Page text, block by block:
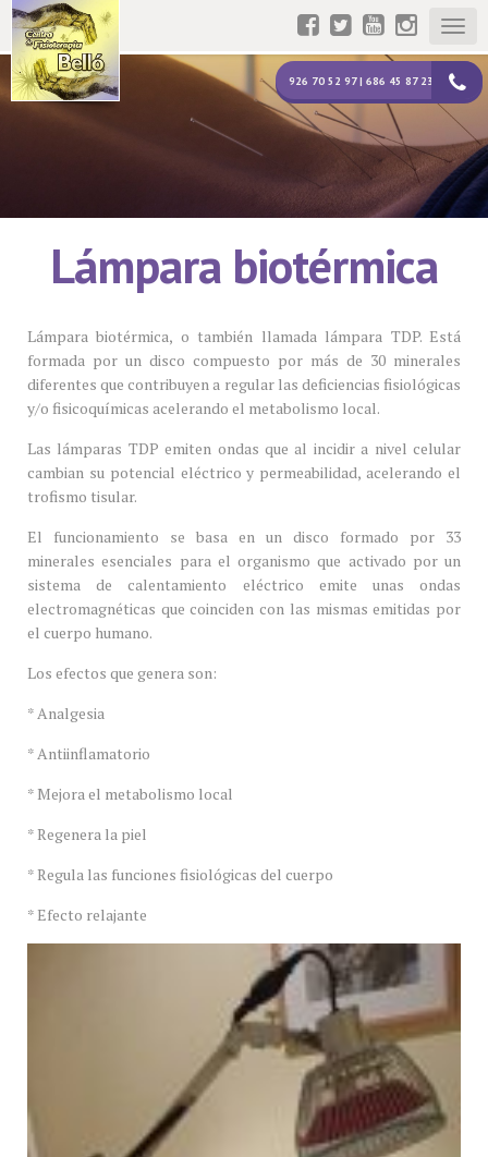
926 70 52 97 | 686 45 87 23
Lámpara biotérmica
Lámpara biotérmica, o también llamada lámpara TDP. Está
formada por un disco compuesto por más de 30 minerales
diferentes que contribuyen a regular las deficiencias fisiológicas
y/o fisicoquímicas acelerando el metabolismo local.
Las lámparas TDP emiten ondas que al incidir a nivel celular
cambian su potencial eléctrico y permeabilidad, acelerando el
trofismo tisular.
El funcionamiento se basa en un disco formado por 33
minerales esenciales para el organismo que activado por un
sistema de calentamiento eléctrico emite unas ondas
electromagnéticas que coinciden con las mismas emitidas por
el cuerpo humano.
Los efectos que genera son:
* Analgesia
* Antiinflamatorio
* Mejora el metabolismo local
* Regenera la piel
* Regula las funciones fisiológicas del cuerpo
* Efecto relajante